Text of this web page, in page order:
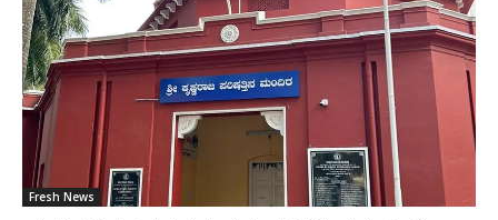
Fresh News